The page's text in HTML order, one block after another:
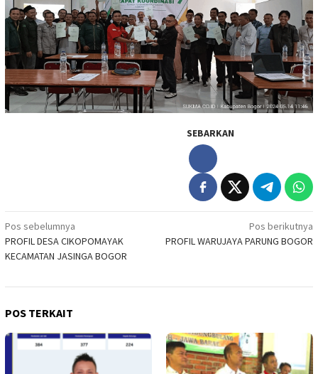
SEBARKAN
Navigasi
pos
Pos sebelumnya
PROFIL DESA CIKOPOMAYAK
KECAMATAN JASINGA BOGOR
Pos berikutnya
PROFIL WARUJAYA PARUNG BOGOR
POS TERKAIT